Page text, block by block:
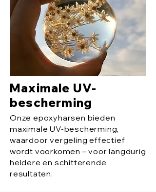
Maximale UV-
bescherming
Onze epoxyharsen bieden
maximale UV-bescherming,
waardoor vergeling effectief
wordt voorkomen – voor langdurig
heldere en schitterende
resultaten.